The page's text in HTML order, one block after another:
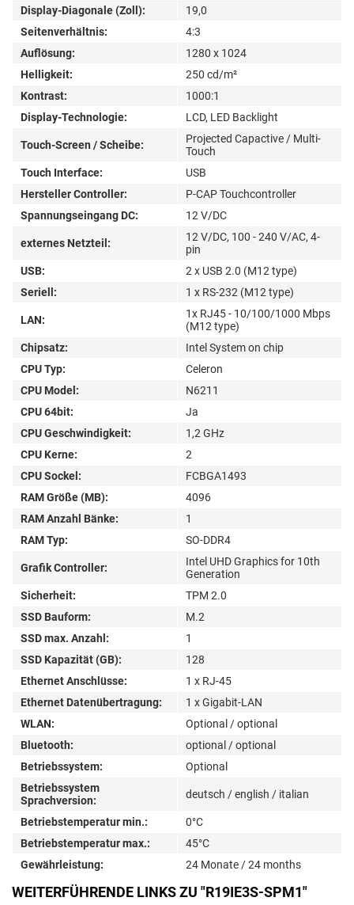
Display-Diagonale (Zoll):
19,0
Seitenverhältnis:
4:3
Auflösung:
1280 x 1024
Helligkeit:
250 cd/m²
Kontrast:
1000:1
Display-Technologie:
LCD, LED Backlight
Touch-Screen / Scheibe:
Projected Capactive / Multi-
Touch
Touch Interface:
USB
Hersteller Controller:
P-CAP Touchcontroller
Spannungseingang DC:
12 V/DC
externes Netzteil:
12 V/DC, 100 - 240 V/AC, 4-
pin
USB:
2 x USB 2.0 (M12 type)
Seriell:
1 x RS-232 (M12 type)
LAN:
1x RJ45 - 10/100/1000 Mbps
(M12 type)
Chipsatz:
Intel System on chip
CPU Typ:
Celeron
CPU Model:
N6211
CPU 64bit:
Ja
CPU Geschwindigkeit:
1,2 GHz
CPU Kerne:
2
CPU Sockel:
FCBGA1493
RAM Größe (MB):
4096
RAM Anzahl Bänke:
1
RAM Typ:
SO-DDR4
Grafik Controller:
Intel UHD Graphics for 10th
Generation
Sicherheit:
TPM 2.0
SSD Bauform:
M.2
SSD max. Anzahl:
1
SSD Kapazität (GB):
128
Ethernet Anschlüsse:
1 x RJ-45
Ethernet Datenübertragung:
1 x Gigabit-LAN
WLAN:
Optional / optional
Bluetooth:
optional / optional
Betriebssystem:
Optional
Betriebssystem
Sprachversion:
deutsch / english / italian
Betriebstemperatur min.:
0°C
Betriebstemperatur max.:
45°C
Gewährleistung:
24 Monate / 24 months
WEITERFÜHRENDE LINKS ZU "R19IE3S-SPM1"